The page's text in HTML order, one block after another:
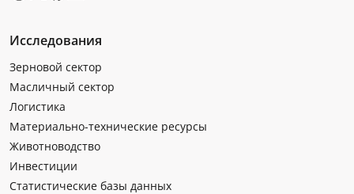
Исследования
Зерновой сектор
Масличный сектор
Логистика
Материально-технические ресурсы
Животноводство
Инвестиции
Статистические базы данных